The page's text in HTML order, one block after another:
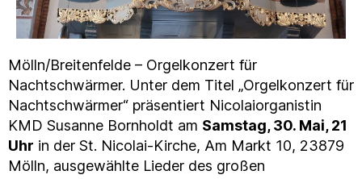
Mölln/Breitenfelde – Orgelkonzert für
Nachtschwärmer. Unter dem Titel „Orgelkonzert für
Nachtschwärmer“ präsentiert Nicolaiorganistin
KMD Susanne Bornholdt am Samstag, 30. Mai, 21
Uhr in der St. Nicolai-Kirche, Am Markt 10, 23879
Mölln, ausgewählte Lieder des großen